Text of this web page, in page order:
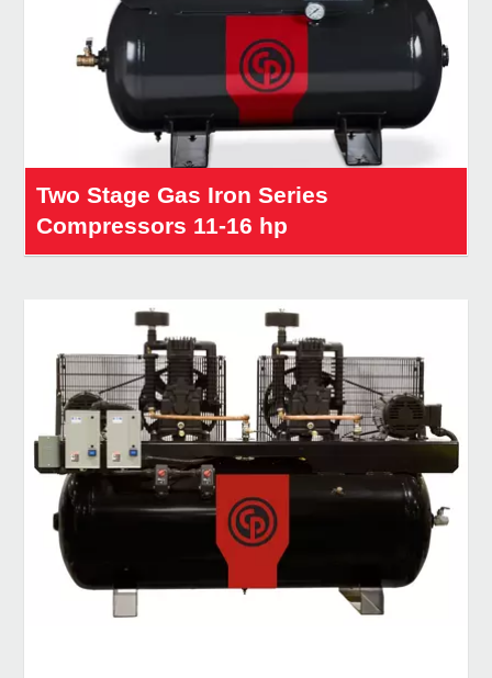
Two Stage Gas Iron Series
Compressors 11-16 hp